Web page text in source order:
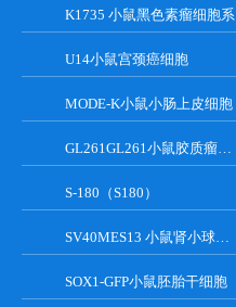
K1735 小鼠黑色素瘤细胞系
U14小鼠宫颈癌细胞
MODE-K小鼠小肠上皮细胞
GL261GL261小鼠胶质瘤细胞
S-180（S180）
SV40MES13 小鼠肾小球系膜细胞
SOX1-GFP小鼠胚胎干细胞